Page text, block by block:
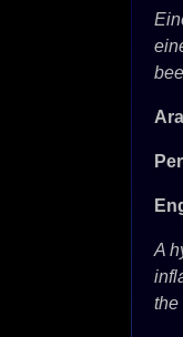
A
the